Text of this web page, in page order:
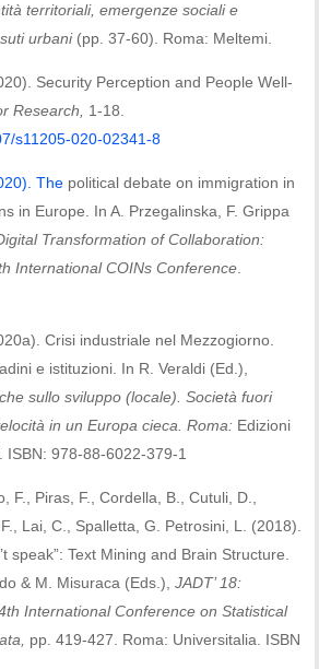
territoriali, emergenze sociali e
urbani (pp. 37-60). Roma: Meltemi.
Security Perception and People Well-
Research, 1-18.
s11205-020-02341-8
The political debate on immigration in
in Europe. In A. Przegalinska, F. Grippa
Transformation of Collaboration:
International COINs Conference
Crisi industriale nel Mezzogiorno.
e istituzioni. In R. Veraldi (Ed.),
sullo sviluppo (locale). Società fuori
in un Europa cieca . Roma: Edizioni
ISBN: 978-88-6022-379-1
F., Piras, F., Cordella, B., Cutuli, D.,
Lai, C., Spalletta, G. Petrosini, L. (2018).
speak”: Text Mining and Brain Structure.
& M. Misuraca (Eds.),JADT’ 18:
International Conference on Statistical
pp. 419-427. Roma: Universitalia. ISBN